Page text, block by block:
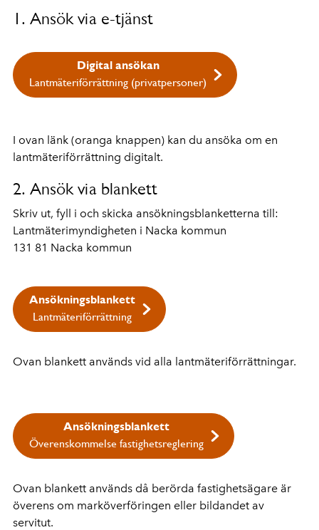
1. Ansök via e-tjänst
Digital ansökan
Lantmäteriförrättning (privatpersoner)
I ovan länk (oranga knappen) kan du ansöka om en
lantmäteriförrättning digitalt.
2. Ansök via blankett
Skriv ut, fyll i och skicka ansökningsblanketterna till:
Lantmäterimyndigheten i Nacka kommun
131 81 Nacka kommun
Ansökningsblankett
Lantmäteriförrättning
Ovan blankett används vid alla lantmäteriförrättningar.
Ansökningsblankett
Överenskommelse fastighetsreglering
Ovan blankett används då berörda fastighetsägare är
överens om marköverföringen eller bildandet av
servitut.